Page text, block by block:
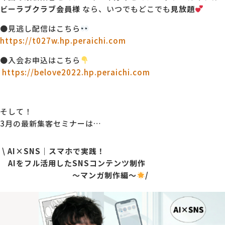
ビーラブクラブ会員様 なら、いつでもどこでも 見放題
●見逃し配信はこちら
https://t027w.hp.peraichi.com
●入会お申込はこちら
https://belove2022.hp.peraichi.com
そして！
3月の最新集客セミナーは…
\ AI×SNS｜スマホで実践！
AIをフル活用したSNSコンテンツ制作
〜マンガ制作編〜
/